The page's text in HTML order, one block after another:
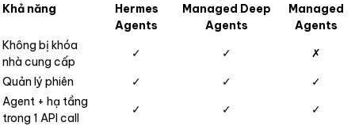
Khả năng
Hermes
Agents
Managed Deep
Agents
Managed
Agents
Không bị khóa
nhà cung cấp
✓ ✓
✗
Quản lý phiên
✓ ✓
✓
Agent + hạ tầng
trong 1 API call
✓ ✓
✓